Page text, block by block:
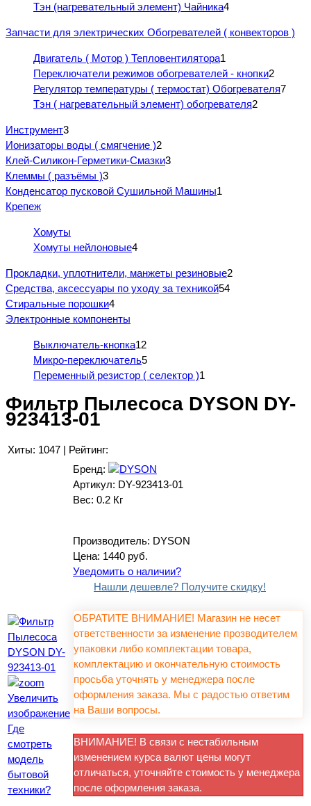
Тэн (нагревательный элемент) Чайника4
Запчасти для электрических Обогревателей ( конвекторов )
Двигатель ( Мотор ) Тепловентилятора1
Переключатели режимов обогревателей - кнопки2
Регулятор температуры ( термостат) Обогревателя7
Тэн ( нагревательный элемент) обогревателя2
Инструмент3
Ионизаторы воды ( смягчение )2
Клей-Силикон-Герметики-Смазки3
Клеммы ( разъёмы )3
Конденсатор пусковой Сушильной Машины1
Крепеж
Хомуты
Хомуты нейлоновые4
Прокладки, уплотнители, манжеты резиновые2
Средства, аксессуары по уходу за техникой54
Стиральные порошки4
Электронные компоненты
Выключатель-кнопка12
Микро-переключатель5
Переменный резистор ( селектор )1
Фильтр Пылесоса DYSON DY-
923413-01
Хиты: 1047 | Рейтинг:
Увеличить
изображение
Где
смотреть
модель
бытовой
техники?
Бренд:
Артикул: DY-923413-01
Вес: 0.2 Кг
Производитель: DYSON
Цена: 1440 руб.
Уведомить о наличии?
Нашли дешевле? Получите скидку!
ОБРАТИТЕ ВНИМАНИЕ! Магазин не несет
ответственности за изменение прозводителем
упаковки либо комплектации товара,
комплектацию и окончательную стоимость
просьба уточнять у менеджера после
оформления заказа. Мы с радостью ответим
на Ваши вопросы.
ВНИМАНИЕ! В связи с нестабильным
изменением курса валют цены могут
отличаться, уточняйте стоимость у менеджера
после оформления заказа.